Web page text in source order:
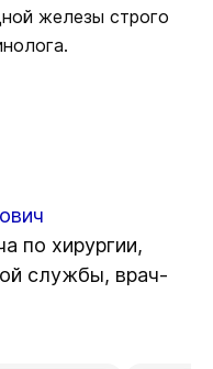
железы строго
по хирургии,
службы, врач-